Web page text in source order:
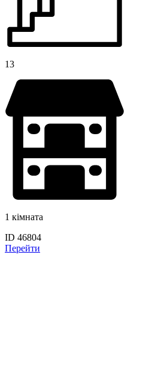
13
1 кімната
ID 46804
Перейти